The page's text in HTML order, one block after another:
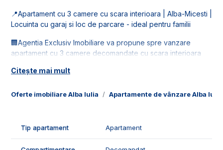
Oferte imobiliare Alba Iulia Apartamente de vânzare Alba Iulia
📍Apartament cu 3 camere cu scara interioara | Alba-Micesti |
Locuinta cu garaj si loc de parcare - ideal pentru familii
🏢Agentia Exclusiv Imobiliare va propune spre vanzare
apartament cu 3 camere decomandate cu scara interioara
din:
- 2 dormitoare;
- 2 bai;
Citește mai mult
Tip apartament Apartament